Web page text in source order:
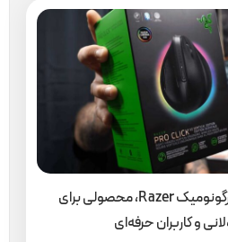
اولین ماوس عمودی ارگونومیک Razer، محصولی برای
و کاربران حرفه‌ای